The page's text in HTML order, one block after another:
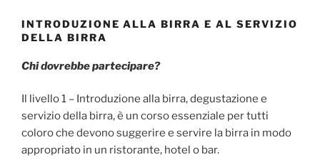
INTRODUZIONE ALLA BIRRA E AL SERVIZIO
DELLA BIRRA
Chi dovrebbe partecipare?
Il livello 1 – Introduzione alla birra, degustazione e
servizio della birra, è un corso essenziale per tutti
coloro che devono suggerire e servire la birra in modo
appropriato in un ristorante, hotel o bar.